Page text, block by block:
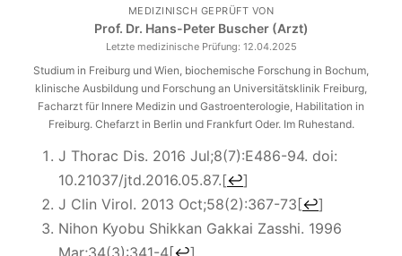
MEDIZINISCH GEPRÜFT VON
Prof. Dr. Hans-Peter Buscher (Arzt)
Letzte medizinische Prüfung: 12.04.2025
Studium in Freiburg und Wien, biochemische Forschung in Bochum,
klinische Ausbildung und Forschung an Universitätsklinik Freiburg,
Facharzt für Innere Medizin und Gastroenterologie, Habilitation in
Freiburg. Chefarzt in Berlin und Frankfurt Oder. Im Ruhestand.
J Thorac Dis. 2016 Jul;8(7):E486-94. doi:
10.21037/jtd.2016.05.87.[↩]
J Clin Virol. 2013 Oct;58(2):367-73[↩]
Nihon Kyobu Shikkan Gakkai Zasshi. 1996
Mar;34(3):341-4[↩]